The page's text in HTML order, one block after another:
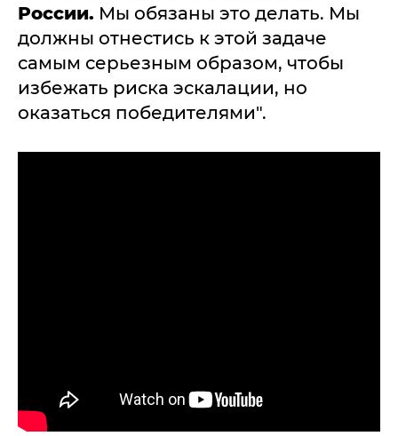
России. Мы обязаны это делать. Мы
должны отнестись к этой задаче
самым серьезным образом, чтобы
избежать риска эскалации, но
оказаться победителями".